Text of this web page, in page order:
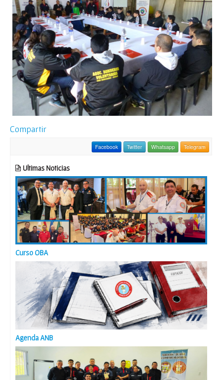
Compartir
Facebook Twitter Whatsapp Telegram
Ultimas Noticias
Curso OBA
Agenda ANB